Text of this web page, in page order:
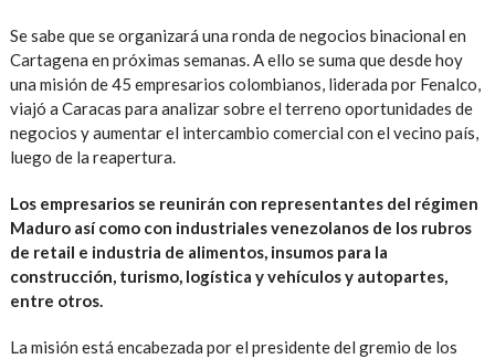
Se sabe que se organizará una ronda de negocios binacional en
Cartagena en próximas semanas. A ello se suma que desde hoy
una misión de 45 empresarios colombianos, liderada por Fenalco,
viajó a Caracas para analizar sobre el terreno oportunidades de
negocios y aumentar el intercambio comercial con el vecino país,
luego de la reapertura.
Los empresarios se reunirán con representantes del régimen
Maduro así como con industriales venezolanos de los rubros
de retail e industria de alimentos, insumos para la
construcción, turismo, logística y vehículos y autopartes,
entre otros.
La misión está encabezada por el presidente del gremio de los